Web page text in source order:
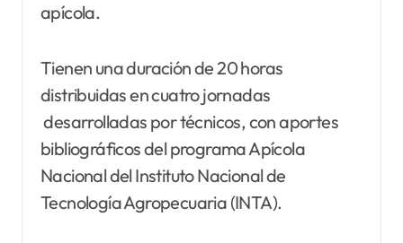
apícola.
Tienen una duración de 20 horas
distribuidas en cuatro jornadas
desarrolladas por técnicos, con aportes
bibliográficos del programa Apícola
Nacional del Instituto Nacional de
Tecnología Agropecuaria (INTA).